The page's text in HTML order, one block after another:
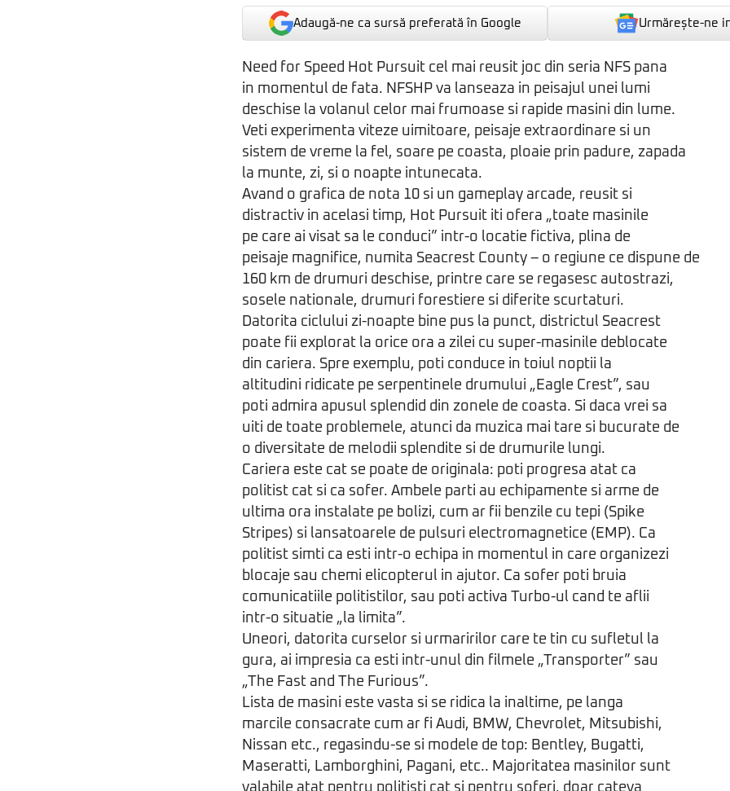
Adaugă-ne ca sursă preferată în Google Urmărește-ne
Need for Speed Hot Pursuit cel mai reusit joc din seria NFS pana
in momentul de fata. NFSHP va lanseaza in peisajul unei lumi
deschise la volanul celor mai frumoase si rapide masini din lume.
Veti experimenta viteze uimitoare, peisaje extraordinare si un
sistem de vreme la fel, soare pe coasta, ploaie prin padure, zapada
la munte, zi, si o noapte intunecata.
Avand o grafica de nota 10 si un gameplay arcade, reusit si
distractiv in acelasi timp, Hot Pursuit iti ofera „toate masinile
pe care ai visat sa le conduci” intr-o locatie fictiva, plina de
peisaje magnifice, numita Seacrest County – o regiune ce dispune de
160 km de drumuri deschise, printre care se regasesc autostrazi,
sosele nationale, drumuri forestiere si diferite scurtaturi.
Datorita ciclului zi-noapte bine pus la punct, districtul Seacrest
poate fii explorat la orice ora a zilei cu super-masinile deblocate
din cariera. Spre exemplu, poti conduce in toiul noptii la
altitudini ridicate pe serpentinele drumului „Eagle Crest”, sau
poti admira apusul splendid din zonele de coasta. Si daca vrei sa
uiti de toate problemele, atunci da muzica mai tare si bucurate de
o diversitate de melodii splendite si de drumurile lungi.
Cariera este cat se poate de originala: poti progresa atat ca
politist cat si ca sofer. Ambele parti au echipamente si arme de
ultima ora instalate pe bolizi, cum ar fii benzile cu tepi (Spike
Stripes) si lansatoarele de pulsuri electromagnetice (EMP). Ca
politist simti ca esti intr-o echipa in momentul in care organizezi
blocaje sau chemi elicopterul in ajutor. Ca sofer poti bruia
comunicatiile politistilor, sau poti activa Turbo-ul cand te aflii
intr-o situatie „la limita”.
Uneori, datorita curselor si urmaririlor care te tin cu sufletul la
gura, ai impresia ca esti intr-unul din filmele „Transporter” sau
„The Fast and The Furious”.
Lista de masini este vasta si se ridica la inaltime, pe langa
marcile consacrate cum ar fi Audi, BMW, Chevrolet, Mitsubishi,
Nissan etc., regasindu-se si modele de top: Bentley, Bugatti,
Maseratti, Lamborghini, Pagani, etc.. Majoritatea masinilor sunt